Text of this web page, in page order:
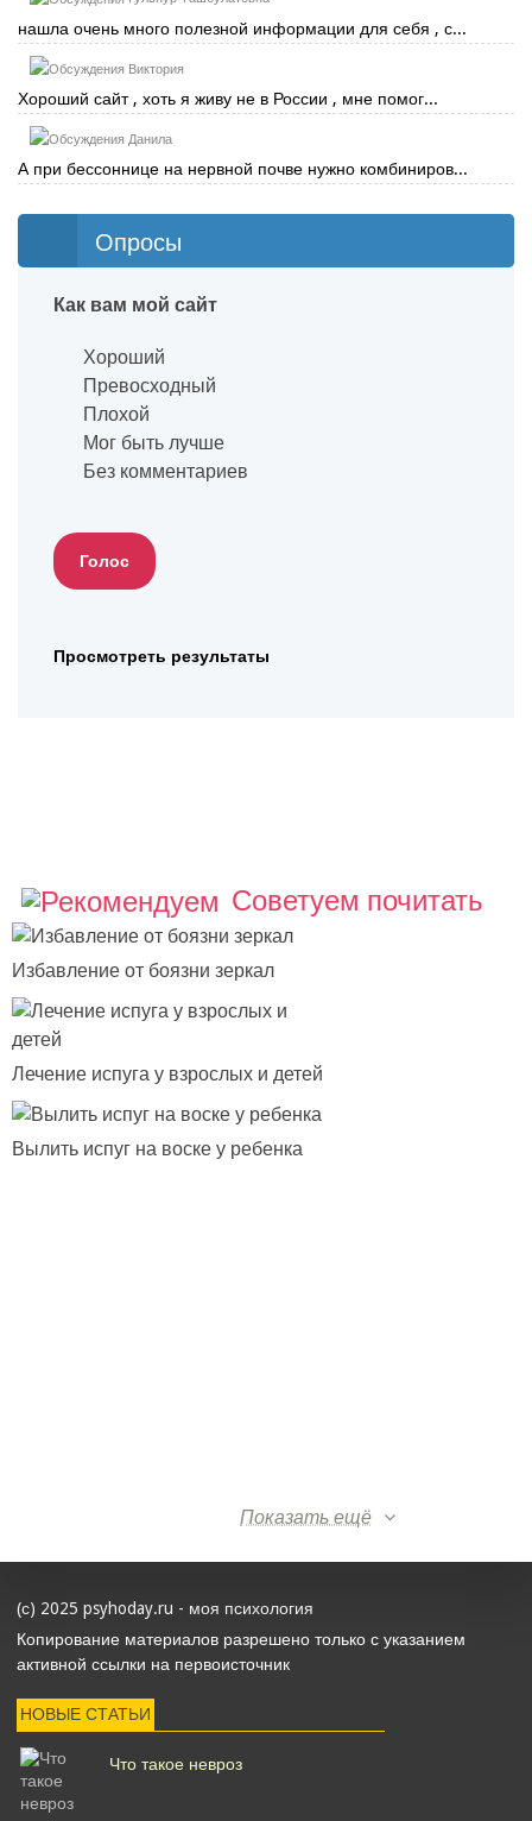
нашла очень много полезной информации для себя , с...
Виктория
Хороший сайт , хоть я живу не в России , мне помог...
Данила
А при бессоннице на нервной почве нужно комбиниров...
Опросы
Как вам мой сайт
Хороший
Превосходный
Плохой
Мог быть лучше
Без комментариев
Просмотреть результаты
Советуем почитать
Избавление от боязни зеркал
Лечение испуга у взрослых и детей
Вылить испуг на воске у ребенка
Показать ещё
(с) 2025 psyhoday.ru - моя психология
Копирование материалов разрешено только с указанием
активной ссылки на первоисточник
НОВЫЕ СТАТЬИ
Что такое невроз